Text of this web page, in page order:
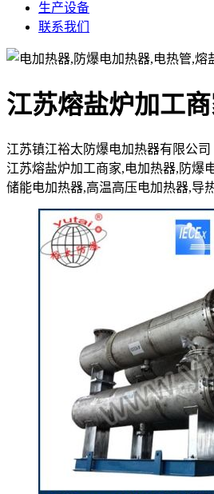
生产设备
联系我们
江苏熔盐炉加工
江苏镇江裕太防爆电加热器有限公司
江苏熔盐炉加工商家,电加热器,防爆
储能电加热器,高温高压电加热器,导